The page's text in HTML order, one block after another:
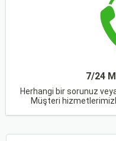
7/24
Herhangi bir sorunuz
Müşteri